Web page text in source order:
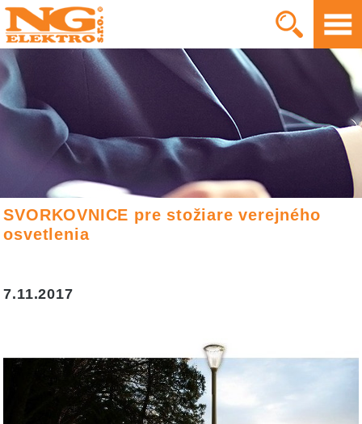
SVORKOVNICE pre stožiare verejného
osvetlenia
7.11.2017